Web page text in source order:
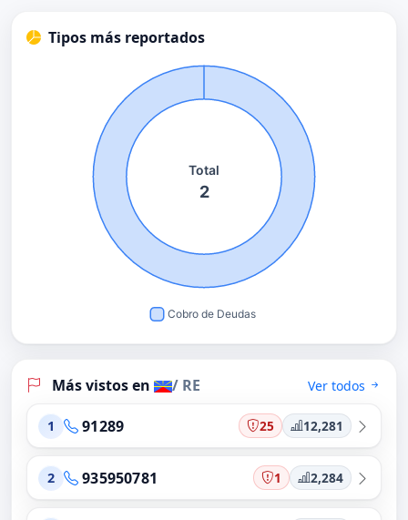
Tipos más reportados
Más vistos en / RE Ver todos
1 91289 25 12,281
2 935950781 1 2,284